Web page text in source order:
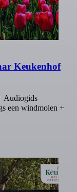
Keukenhof
Audiogids
een windmolen +